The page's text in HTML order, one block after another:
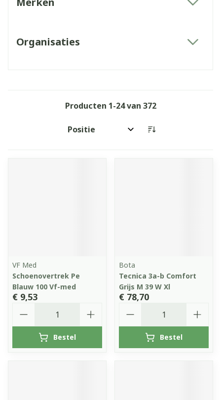
Organisaties
Producten 1-24van 372
Sorteer op:
VF Med
Schoenovertrek Pe
Blauw 100 Vf-med
€ 9,53
Bestel
Bota
Tecnica 3a-b Comfort
Grijs M 39 W Xl
€ 78,70
Bestel